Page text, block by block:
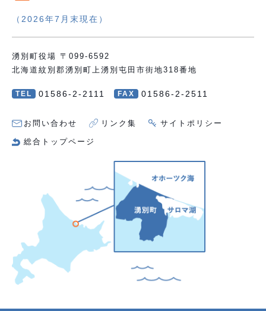
（2026年7月末現在）
湧別町役場 〒099-6592
北海道紋別郡湧別町上湧別屯田市街地318番地
TEL 01586-2-2111 FAX 01586-2-2511
お問い合わせ リンク集 サイトポリシー
総合トップページ